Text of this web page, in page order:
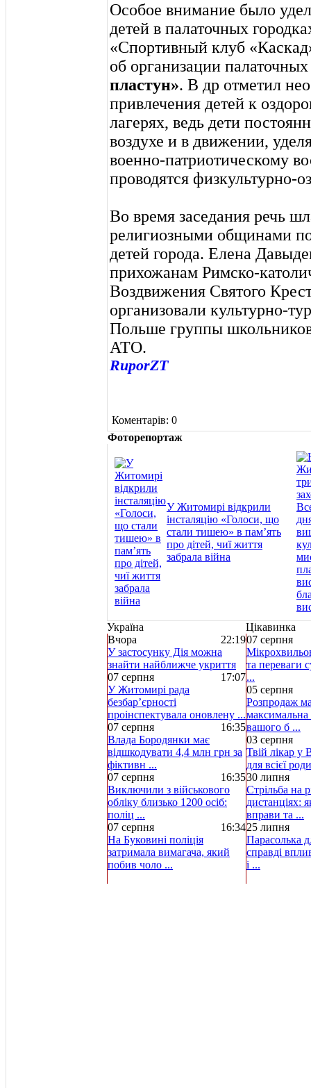
Особое внимание было
детей в палаточных
«Спортивный клуб
об организации
пластун». В др отметил
привлечения детей к
лагерях, ведь дети
воздухе и в движении,
военно-патриотическому
проводятся физкультурно-
Во время заседания речь
религиозными общинами
детей города. Елена
прихожанам Римско-
Воздвижения Святого
организовали культурно-
Польше группы школьников
АТО.
RuporZT
Коментарів: 0
Фоторепортаж
У Житомирі відкрили
інсталяцію «Голоси, що
стали тишею» в пам’ять
про дітей, чиї життя
забрала війна
Україна
Цікавинка
Вчора
22:19
У застосунку Дія можна
знайти найближче укриття
07 серпня
17:07
У Житомирі рада
безбар’єрності
проінспектувала оновлену ...
07 серпня
16:35
Влада Бородянки має
відшкодувати 4,4 млн грн за
фіктивн ...
07 серпня
16:35
Виключили з військового
обліку близько 1200 осіб:
поліц ...
07 серпня
16:34
На Буковині поліція
затримала вимагача, який
побив чоло ...
07 серпня
та переваги
...
05 серпня
Розпродаж
максимальна
вашого б ...
03 серпня
Твій лікар у
для всієї
30 липня
Стрільба на
дистанціях:
вправи та ...
25 липня
Парасолька
справді
і ...